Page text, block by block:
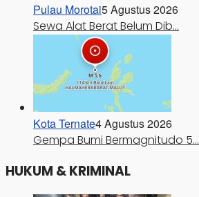
Pulau Morotai5 Agustus 2026
Sewa Alat Berat Belum Dib…
Kota Ternate4 Agustus 2026
Gempa Bumi Bermagnitudo 5…
HUKUM & KRIMINAL